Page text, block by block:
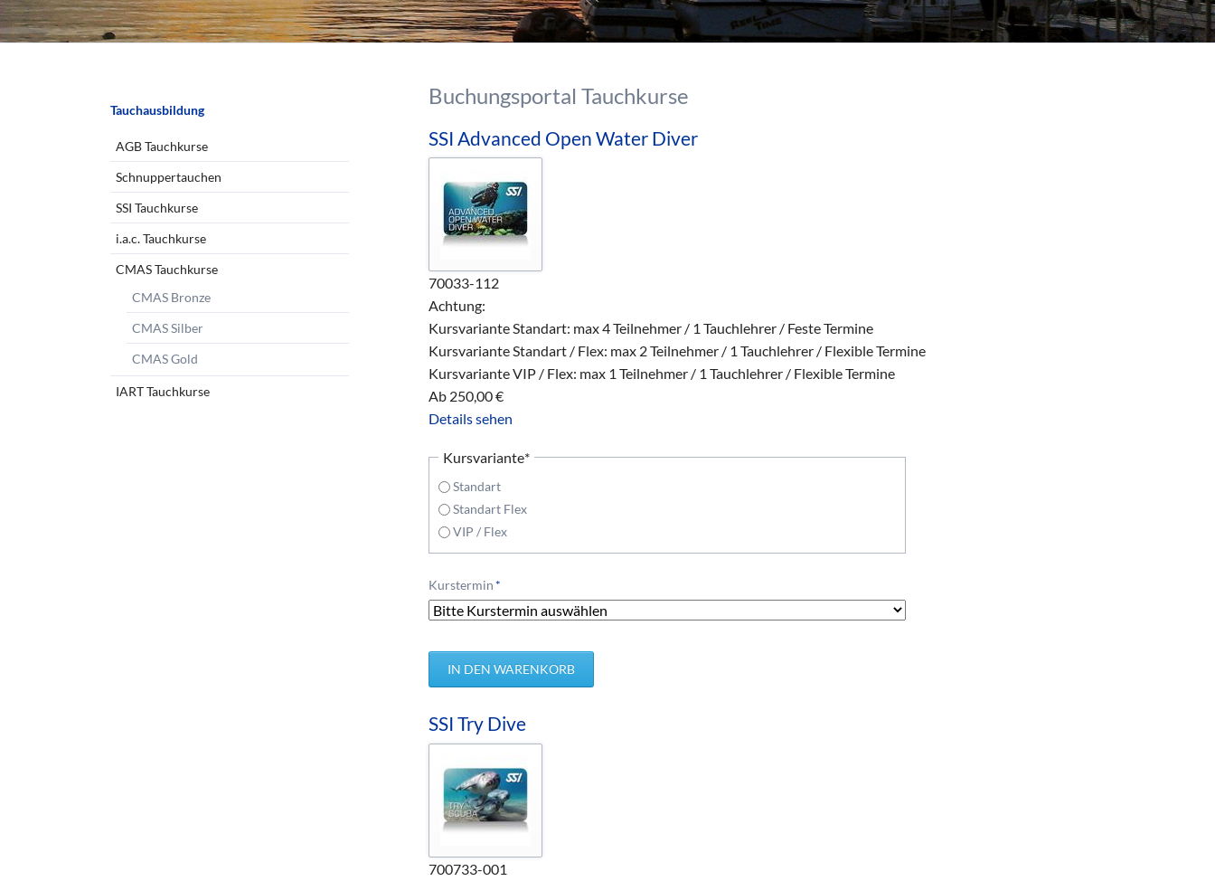
Buchungsportal Tauchkurse
SSI Advanced Open Water Diver
70033-112
Achtung:
Kursvariante Standart: max 4 Teilnehmer / 1 Tauchlehrer / Feste Termine
Kursvariante Standart / Flex: max 2 Teilnehmer / 1 Tauchlehrer / Flexible Termine
Kursvariante VIP / Flex: max 1 Teilnehmer / 1 Tauchlehrer / Flexible Termine
Ab 250,00€
Details sehen
Pflichtfeld
Kursvariante*
Standart
Standart Flex
VIP / Flex
Pflichtfeld
Kurstermin *
SSI Try Dive
700733-001
Navigation
Tauchausbildung
AGB Tauchkurse
Schnuppertauchen
SSI Tauchkurse
i.a.c. Tauchkurse
CMAS Tauchkurse
CMAS Bronze
CMAS Silber
CMAS Gold
IART Tauchkurse